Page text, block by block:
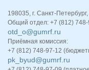
198035, г. Санкт-
Общий отдел: +7 (812) 748-
otd_o@gumrf.ru
Приёмная комиссия:
+7 (812) 748-97-12
pk_byud@gumrf.ru